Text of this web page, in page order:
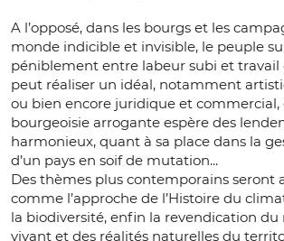
A l’opposé, dans les bourgs et les
monde indicible et invisible, le peuple
péniblement entre labeur subi et travail
peut réaliser un idéal, notamment
ou bien encore juridique et commercial,
bourgeoisie arrogante espère des
harmonieux, quant à sa place dans la
d’un pays en soif de mutation...
Des thèmes plus contemporains seront
comme l’approche de l’Histoire du
la biodiversité, enfin la revendication du
vivant et des réalités naturelles du